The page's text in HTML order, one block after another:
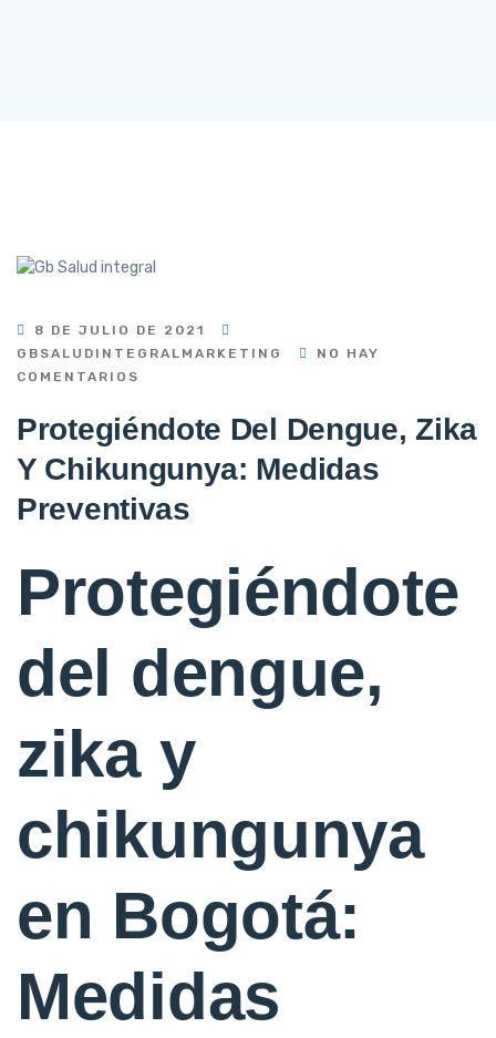
8 DE JULIO DE 2021
GBSALUDINTEGRALMARKETING
NO HAY
COMENTARIOS
Protegiéndote Del Dengue, Zika
Y Chikungunya: Medidas
Preventivas
Protegiéndote
del dengue,
zika y
chikungunya
en Bogotá:
Medidas